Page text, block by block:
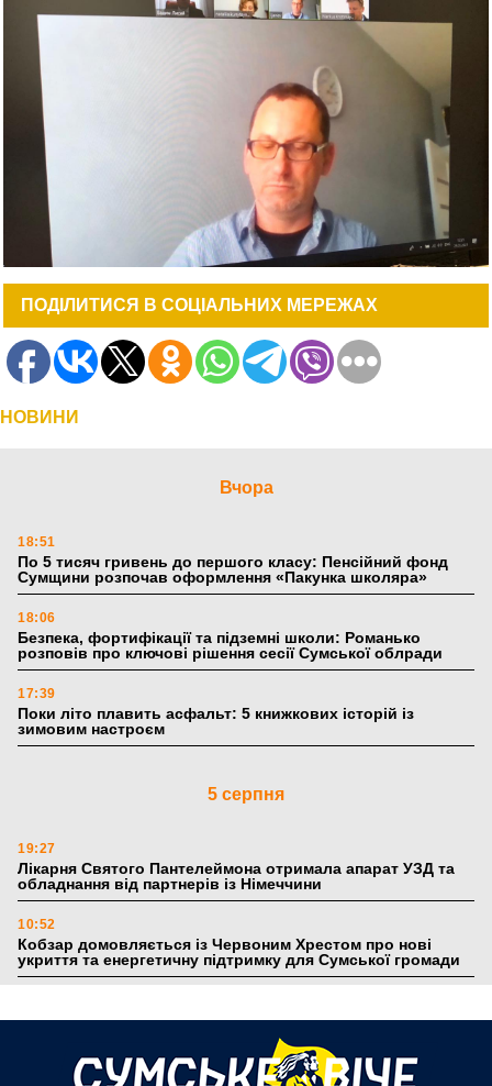
ПОДІЛИТИСЯ В СОЦІАЛЬНИХ МЕРЕЖАХ
НОВИНИ
Вчора
18:51
По 5 тисяч гривень до першого класу: Пенсійний фонд
Сумщини розпочав оформлення «Пакунка школяра»
18:06
Безпека, фортифікації та підземні школи: Романько
розповів про ключові рішення сесії Сумської облради
17:39
Поки літо плавить асфальт: 5 книжкових історій із
зимовим настроєм
5 серпня
19:27
Лікарня Святого Пантелеймона отримала апарат УЗД та
обладнання від партнерів із Німеччини
10:52
Кобзар домовляється із Червоним Хрестом про нові
укриття та енергетичну підтримку для Сумської громади
Понад 8 мільйонів книжок згоріли. Як допомогти «Ранку»
та іншим видавництвам відновитися